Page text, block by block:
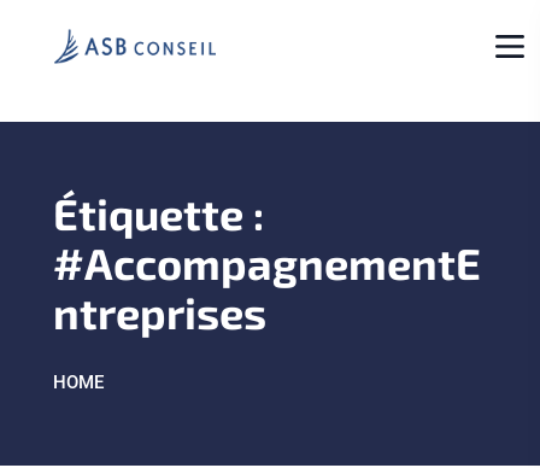
Étiquette :
#AccompagnementE
ntreprises
HOME